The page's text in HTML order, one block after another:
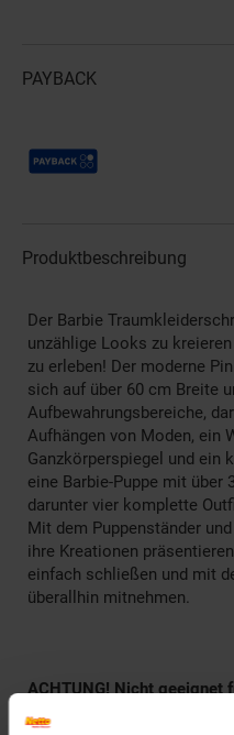
PAYBACK
Payback Punkte
Produktbeschreibung
Der Barbie
unzählige Looks zu
zu erleben! Der moderne
sich auf über 60 cm Breite
Aufbewahrungsbereiche,
Aufhängen von Moden, ein
Ganzkörperspiegel und ein
eine Barbie-Puppe mit über
darunter vier komplette
Mit dem Puppenständer
ihre Kreationen
einfach schließen und mit
überallhin mitnehmen.
ACHTUNG! Nicht geeignet
enthält Kleinteile, die